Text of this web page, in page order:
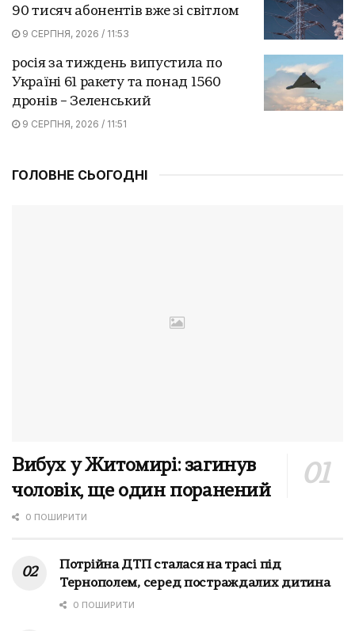
90 тисяч абонентів вже зі світлом
9 СЕРПНЯ, 2026 / 11:53
росія за тиждень випустила по
Україні 61 ракету та понад 1560
дронів – Зеленський
9 СЕРПНЯ, 2026 / 11:51
ГОЛОВНЕ СЬОГОДНІ
Вибух у Житомирі: загинув
чоловік, ще один поранений
0 ПОШИРИТИ
Потрійна ДТП сталася на трасі під
Тернополем, серед постраждалих дитина
0 ПОШИРИТИ